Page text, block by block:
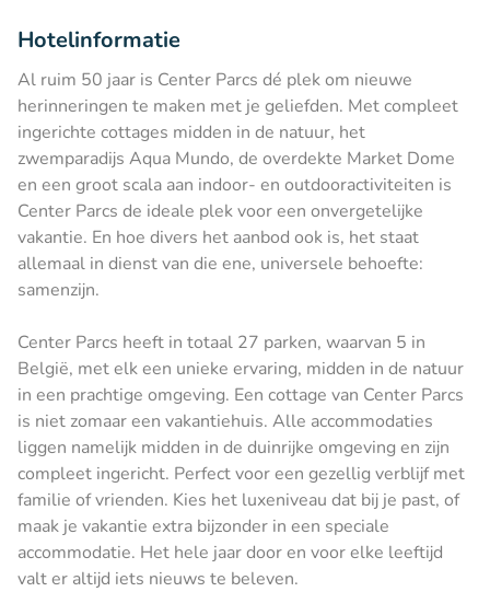
Hotelinformatie
Al ruim 50 jaar is Center Parcs dé plek om nieuwe
herinneringen te maken met je geliefden. Met compleet
ingerichte cottages midden in de natuur, het
zwemparadijs Aqua Mundo, de overdekte Market Dome
en een groot scala aan indoor- en outdooractiviteiten is
Center Parcs de ideale plek voor een onvergetelijke
vakantie. En hoe divers het aanbod ook is, het staat
allemaal in dienst van die ene, universele behoefte:
samenzijn.
Center Parcs heeft in totaal 27 parken, waarvan 5 in
België, met elk een unieke ervaring, midden in de natuur
in een prachtige omgeving. Een cottage van Center Parcs
is niet zomaar een vakantiehuis. Alle accommodaties
liggen namelijk midden in de duinrijke omgeving en zijn
compleet ingericht. Perfect voor een gezellig verblijf met
familie of vrienden. Kies het luxeniveau dat bij je past, of
maak je vakantie extra bijzonder in een speciale
accommodatie. Het hele jaar door en voor elke leeftijd
valt er altijd iets nieuws te beleven.